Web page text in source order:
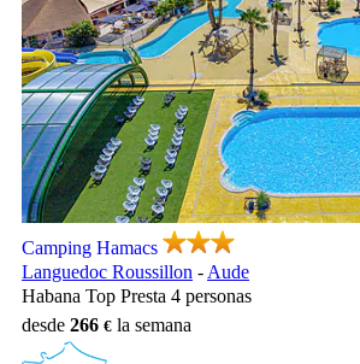
Camping Hamacs, Camping Languedoc Roussillon
Camping Hamacs
Languedoc Roussillon - Aude
Habana Top Presta 4 personas
desde 266 la semana